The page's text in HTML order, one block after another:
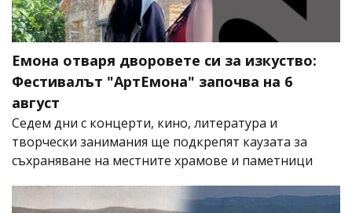
Емона отваря дворовете си за изкуство:
Фестивалът "АртЕмона" започва на 6
август
Седем дни с концерти, кино, литература и
творчески занимания ще подкрепят каузата за
съхраняване на местните храмове и паметници